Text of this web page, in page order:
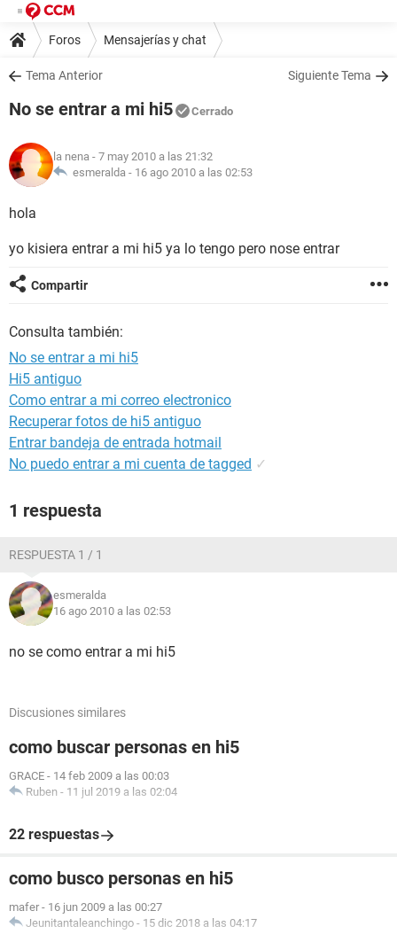
Foros Mensajerías y chat
Tema Anterior Siguiente Tema
No se entrar a mi hi5 Cerrado
la nena - 7 may 2010 a las 21:32
esmeralda - 16 ago 2010 a las 02:53
hola
yo kisiera entrar a mi hi5 ya lo tengo pero nose entrar
Compartir
Consulta también:
No se entrar a mi hi5
Hi5 antiguo
Como entrar a mi correo electronico
Recuperar fotos de hi5 antiguo
Entrar bandeja de entrada hotmail
No puedo entrar a mi cuenta de tagged ✓
1 respuesta
RESPUESTA 1 / 1
esmeralda
16 ago 2010 a las 02:53
no se como entrar a mi hi5
Discusiones similares
como buscar personas en hi5
GRACE - 14 feb 2009 a las 00:03
Ruben - 11 jul 2019 a las 02:04
22 respuestas
como busco personas en hi5
mafer - 16 jun 2009 a las 00:27
Jeunitantaleanchingo - 15 dic 2018 a las 04:17